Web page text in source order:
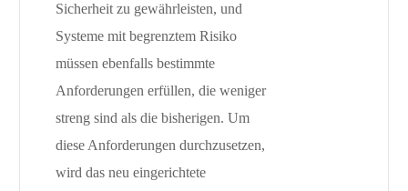
Sicherheit zu gewährleisten, und
Systeme mit begrenztem Risiko
müssen ebenfalls bestimmte
Anforderungen erfüllen, die weniger
streng sind als die bisherigen. Um
diese Anforderungen durchzusetzen,
wird das neu eingerichtete